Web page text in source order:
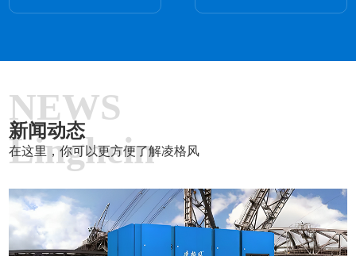
NEWS
Linghein
新闻动态
在这里，你可以更方便了解凌格风